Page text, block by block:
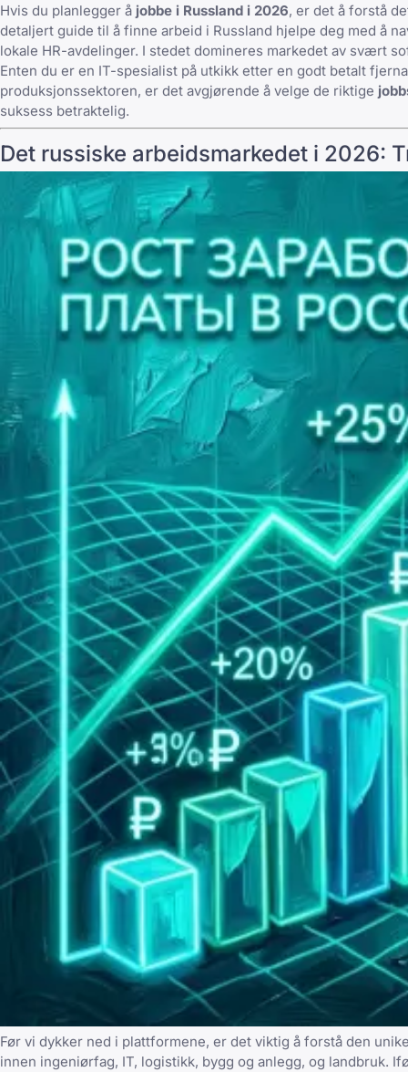
Hvis du planlegger å jobbe i Russland i 2026, er det å forstå
detaljert guide til å finne arbeid i Russland hjelpe deg med å
lokale HR-avdelinger. I stedet domineres markedet av svært
Enten du er en IT-spesialist på utkikk etter en godt betalt
produksjonssektoren, er det avgjørende å velge de riktige
suksess betraktelig.
Det russiske arbeidsmarkedet i 2026:
Før vi dykker ned i plattformene, er det viktig å forstå den
innen ingeniørfag, IT, logistikk, bygg og anlegg, og landbruk.